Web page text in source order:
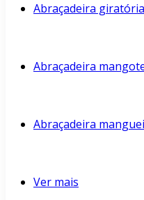
Abraçadeira giratória
Abraçadeira
Abraçadeira
Ver mais